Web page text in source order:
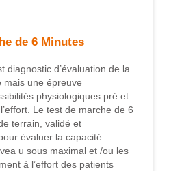
de 6 Minutes
diagnostic d’évaluation de la
mais une épreuve
physiologiques pré et
Le test de marche de 6
terrain, validé et
évaluer la capacité
u sous maximal et /ou les
à l’effort des patients